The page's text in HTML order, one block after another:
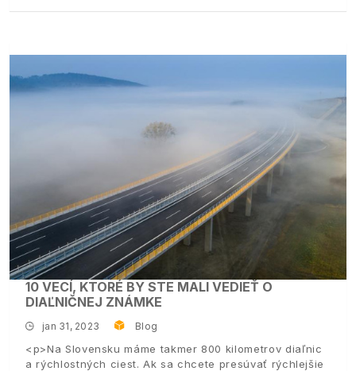
10 VECÍ, KTORÉ BY STE MALI VEDIEŤ O
DIAĽNIČNEJ ZNÁMKE
jan 31, 2023 Blog
<p>Na Slovensku máme takmer 800 kilometrov diaľnic
a rýchlostných ciest. Ak sa chcete presúvať rýchlejšie